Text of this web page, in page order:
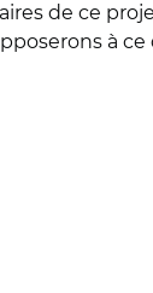
de ce
à